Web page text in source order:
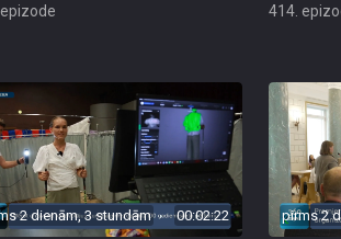
414.
2 dienām, 3 stundām 00:02:22 pirms 2